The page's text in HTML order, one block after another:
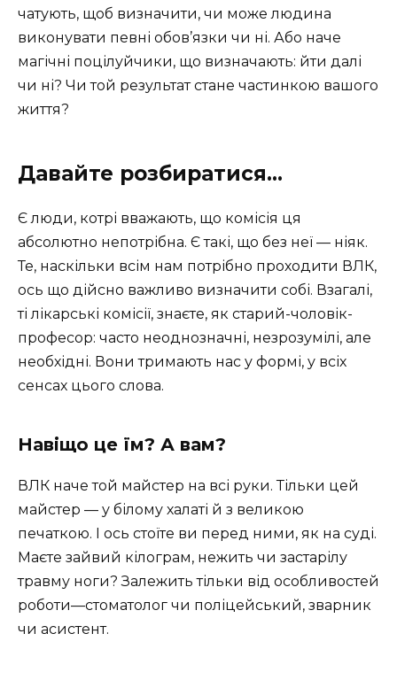
чатують, щоб визначити, чи може людина
виконувати певні обов’язки чи ні. Або наче
магічні поцілуйчики, що визначають: йти далі
чи ні? Чи той результат стане частинкою вашого
життя?
Давайте розбиратися…
Є люди, котрі вважають, що комісія ця
абсолютно непотрібна. Є такі, що без неї — ніяк.
Те, наскільки всім нам потрібно проходити ВЛК,
ось що дійсно важливо визначити собі. Взагалі,
ті лікарські комісії, знаєте, як старий-чоловік-
професор: часто неоднозначні, незрозумілі, але
необхідні. Вони тримають нас у формі, у всіх
сенсах цього слова.
Навіщо це їм? А вам?
ВЛК наче той майстер на всі руки. Тільки цей
майстер — у білому халаті й з великою
печаткою. І ось стоїте ви перед ними, як на суді.
Маєте зайвий кілограм, нежить чи застарілу
травму ноги? Залежить тільки від особливостей
роботи—стоматолог чи поліцейський, зварник
чи асистент.